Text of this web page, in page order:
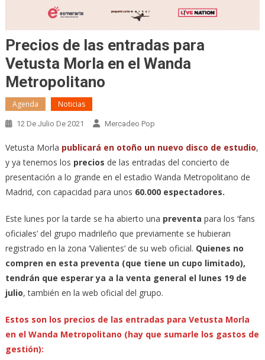
Precios de las entradas para
Vetusta Morla en el Wanda
Metropolitano
Agenda Noticias
12 De Julio De 2021 Mercadeo Pop
Vetusta Morla publicará en otoño un nuevo disco de estudio,
y ya tenemos los precios de las entradas del concierto de
presentación a lo grande en el estadio Wanda Metropolitano de
Madrid, con capacidad para unos 60.000 espectadores.
Este lunes por la tarde se ha abierto una preventa para los ‘fans
oficiales’ del grupo madrileño que previamente se hubieran
registrado en la zona ‘Valientes’ de su web oficial. Quienes no
compren en esta preventa (que tiene un cupo limitado),
tendrán que esperar ya a la venta general el lunes 19 de
julio, también en la web oficial del grupo.
Estos son los precios de las entradas para Vetusta Morla
en el Wanda Metropolitano (hay que sumarle los gastos de
gestión):